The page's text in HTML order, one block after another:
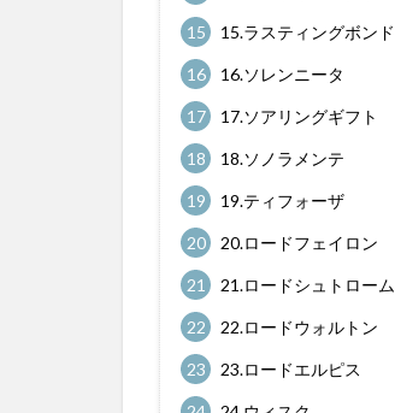
15 15.ラスティングボンド
16 16.ソレンニータ
17 17.ソアリングギフト
18 18.ソノラメンテ
19 19.ティフォーザ
20 20.ロードフェイロン
21 21.ロードシュトローム
22 22.ロードウォルトン
23 23.ロードエルピス